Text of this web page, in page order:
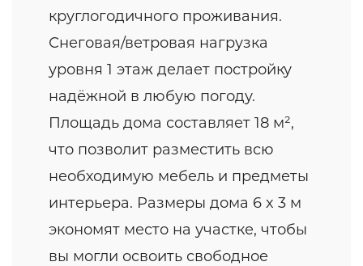
круглогодичного проживания.
Снеговая/ветровая нагрузка
уровня 1 этаж делает постройку
надёжной в любую погоду.
Площадь дома составляет 18 м²,
что позволит разместить всю
необходимую мебель и предметы
интерьера. Размеры дома 6 x 3 м
экономят место на участке, чтобы
вы могли освоить свободное